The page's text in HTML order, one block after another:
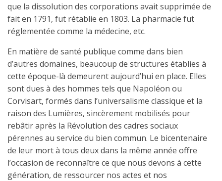
que la dissolution des corporations avait supprimée de
fait en 1791, fut rétablie en 1803. La pharmacie fut
réglementée comme la médecine, etc.
En matière de santé publique comme dans bien
d’autres domaines, beaucoup de structures établies à
cette époque-là demeurent aujourd’hui en place. Elles
sont dues à des hommes tels que Napoléon ou
Corvisart, formés dans l’universalisme classique et la
raison des Lumières, sincèrement mobilisés pour
rebâtir après la Révolution des cadres sociaux
pérennes au service du bien commun. Le bicentenaire
de leur mort à tous deux dans la même année offre
l’occasion de reconnaître ce que nous devons à cette
génération, de ressourcer nos actes et nos